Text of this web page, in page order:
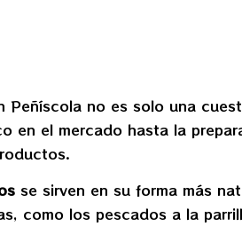
no es solo una
en el mercado hasta la
se sirven en su forma más
como los pescados a la